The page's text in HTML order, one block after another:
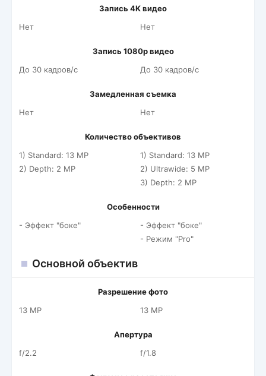
Запись 4K видео
Нет
Нет
Запись 1080p видео
До 30 кадров/c
До 30 кадров/c
Замедленная съемка
Нет
Нет
Количество объективов
1) Standard: 13 MP
2) Depth: 2 MP
1) Standard: 13 MP
2) Ultrawide: 5 MP
3) Depth: 2 MP
Особенности
- Эффект "боке"
- Эффект "боке"
- Режим "Pro"
Основной объектив
Разрешение фото
13 MP
13 MP
Апертура
f/2.2
f/1.8